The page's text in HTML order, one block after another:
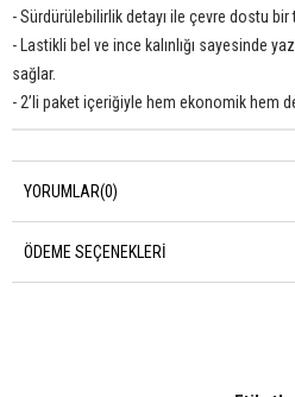
- Sürdürülebilirlik detayı ile çevre dostu bir
- Lastikli bel ve ince kalınlığı sayesinde
sağlar.
- 2’li paket içeriğiyle hem ekonomik hem
YORUMLAR(0)
ÖDEME SEÇENEKLERI